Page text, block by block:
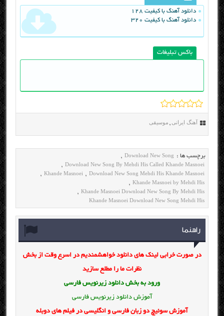
دانلود آهنگ با کیفیت 128
دانلود آهنگ با کیفیت 320
باکس تبلیغات
آهنگ ایرانی, موسیقی
برچسب ها : Download New Song
,
Download New Song By Mehdi His Called Khande Masnoei
,
Download New Song Mehdi His Khande Masnoei
,
Khande Masnoei
,
Khande Masnoei by Mehdi His
,
Khande Masnoei Download New Song By Mehdi His
,
Khande Masnoei Download New Song Mehdi His
راهنما
در صورت خرابی لینک های دانلود خواهشمندیم در اسرع وقت از بخش
نظرات ما را مطلع سازید
ورود به بخش دانلود زیرنویس فارسی
آموزش دانلود زیرنویس فارسی
آموزش سوئیچ دو زبان فارسی و انگلیسی در فیلم های دوبله